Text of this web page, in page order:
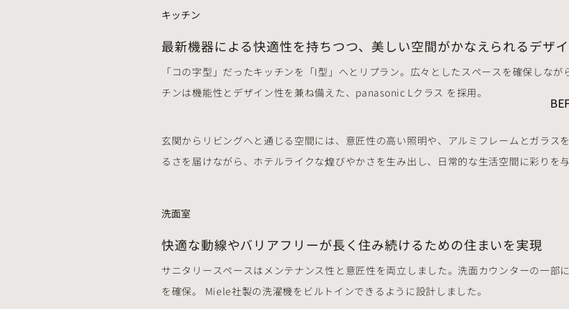
キッチン
最新機器による快適性を持ちつつ、美しい空間がかなえられるデザ
「コの字型」だったキッチンを「I型」へとリプラン。広々としたスペースを確保しな
チンは機能性とデザイン性を兼ね備えた、panasonic Lクラス を採用。
玄関からリビングへと通じる空間には、意匠性の高い照明や、アルミフレームとガラス
るさを届けながら、ホテルライクな煌びやかさを生み出し、日常的な生活空間に彩りを与
洗面室
快適な動線やバリアフリーが長く住み続けるための住まいを実現
サニタリースペースはメンテナンス性と意匠性を両立しました。洗面カウンターの一部
を確保。 Miele社製の洗濯機をビルトインできるように設計しました。